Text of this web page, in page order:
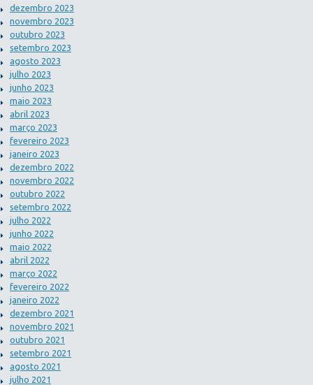
dezembro 2023
novembro 2023
outubro 2023
setembro 2023
agosto 2023
julho 2023
junho 2023
maio 2023
abril 2023
março 2023
fevereiro 2023
janeiro 2023
dezembro 2022
novembro 2022
outubro 2022
setembro 2022
julho 2022
junho 2022
maio 2022
abril 2022
março 2022
fevereiro 2022
janeiro 2022
dezembro 2021
novembro 2021
outubro 2021
setembro 2021
agosto 2021
julho 2021